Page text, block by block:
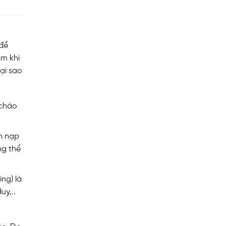
khi
sao
nạp
thể
là